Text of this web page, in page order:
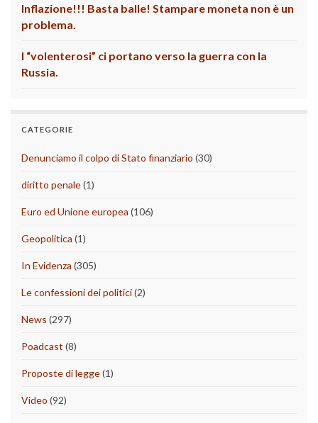
Inflazione!!! Basta balle! Stampare moneta non è un
problema.
I “volenterosi” ci portano verso la guerra con la
Russia.
CATEGORIE
Denunciamo il colpo di Stato finanziario (30)
diritto penale(1)
Euro ed Unione europea (106)
Geopolitica (1)
In Evidenza (305)
Le confessioni dei politici(2)
News (297)
Poadcast (8)
Proposte di legge(1)
Video (92)